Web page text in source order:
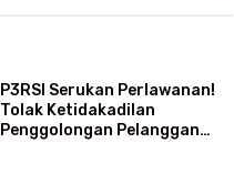
P3RSI Serukan Perlawanan!
Tolak Ketidakadilan
Penggolongan Pelanggan